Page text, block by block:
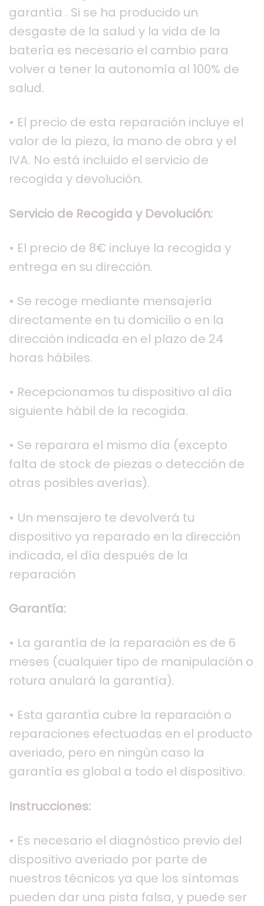
garantía . Si se ha producido un
desgaste de la salud y la vida de la
batería es necesario el cambio para
volver a tener la autonomía al 100% de
salud.
• El precio de esta reparación incluye el
valor de la pieza, la mano de obra y el
IVA. No está incluido el servicio de
recogida y devolución.
Servicio de Recogida y Devolución:
• El precio de 8€ incluye la recogida y
entrega en su dirección.
• Se recoge mediante mensajería
directamente en tu domicilio o en la
dirección indicada en el plazo de 24
horas hábiles.
• Recepcionamos tu dispositivo al día
siguiente hábil de la recogida.
• Se reparara el mismo día (excepto
falta de stock de piezas o detección de
otras posibles averías).
• Un mensajero te devolverá tu
dispositivo ya reparado en la dirección
indicada, el día después de la
reparación
Garantía:
• La garantía de la reparación es de 6
meses (cualquier tipo de manipulación o
rotura anulará la garantía).
• Esta garantía cubre la reparación o
reparaciones efectuadas en el producto
averiado, pero en ningún caso la
garantía es global a todo el dispositivo.
Instrucciones:
• Es necesario el diagnóstico previo del
dispositivo averiado por parte de
nuestros técnicos ya que los síntomas
pueden dar una pista falsa, y puede ser